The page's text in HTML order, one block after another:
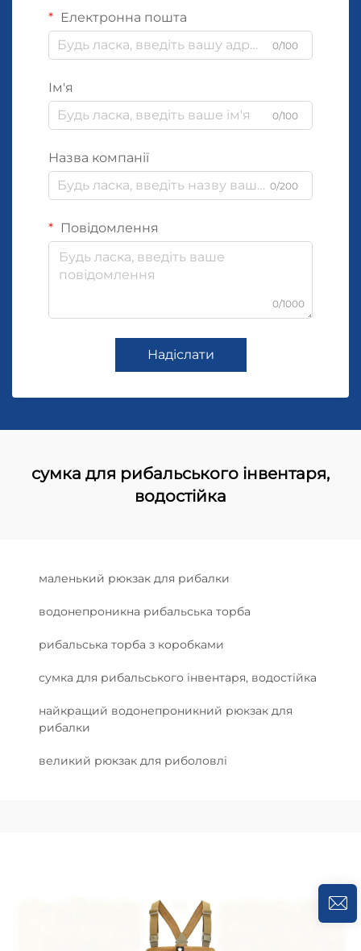
Електронна пошта
0/100
Ім'я
0/100
Назва компанії
0/200
Повідомлення
0/1000
Надіслати
сумка для рибальського інвентаря,
водостійка
маленький рюкзак для рибалки
водонепроникна рибальська торба
рибальська торба з коробками
сумка для рибальського інвентаря, водостійка
найкращий водонепроникний рюкзак для
рибалки
великий рюкзак для риболовлі